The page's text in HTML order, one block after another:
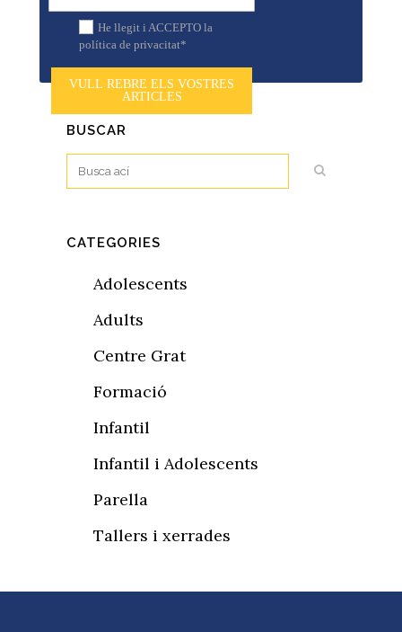
He llegit i ACCEPTO la
política de privacitat*
VULL REBRE ELS VOSTRES
ARTICLES
BUSCAR
CATEGORIES
Adolescents
Adults
Centre Grat
Formació
Infantil
Infantil i Adolescents
Parella
Tallers i xerrades